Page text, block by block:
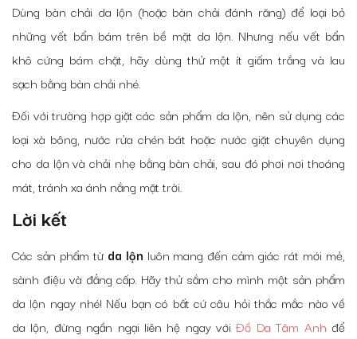
Dùng bàn chải da lộn (hoặc bàn chải đánh răng) để loại bỏ
những vết bẩn bám trên bề mặt da lộn. Nhưng nếu vết bẩn
khô cứng bám chặt, hãy dùng thử một ít giấm trắng và lau
sạch bằng bàn chải nhé.
Đối với trường hợp giặt các sản phẩm da lộn, nên sử dụng các
loại xà bông, nước rửa chén bát hoặc nước giặt chuyên dụng
cho da lộn và chải nhẹ bằng bàn chải, sau đó phơi nơi thoáng
mát, tránh xa ánh nắng mặt trời.
Lời kết
Các sản phẩm từ da lộn luôn mang đến cảm giác rát mới mẻ,
sành điệu và đẳng cấp. Hãy thử sắm cho mình một sản phẩm
da lộn ngay nhé! Nếu bạn có bất cứ câu hỏi thắc mắc nào về
da lộn, đừng ngần ngại liên hệ ngay vớiĐồ Da Tâm Anh để